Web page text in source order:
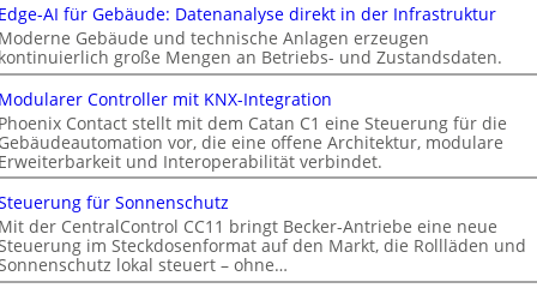
AI für Gebäude: Datenanalyse direkt in der Infrastruktur
Gebäude und technische Anlagen erzeugen
große Mengen an Betriebs- und Zustandsdaten.
Controller mit KNX-Integration
Contact stellt mit dem Catan C1 eine Steuerung für die
vor, die eine offene Architektur, modulare
und Interoperabilität verbindet.
für Sonnenschutz
der CentralControl CC11 bringt Becker-Antriebe eine neue
im Steckdosenformat auf den Markt, die Rollläden und
lokal steuert – ohne…